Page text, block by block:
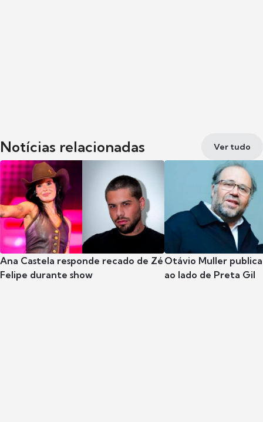
Notícias relacionadas Ver tudo
Ana Castela responde recado de Zé
Felipe durante show
Otávio Muller
ao lado de Preta Gil